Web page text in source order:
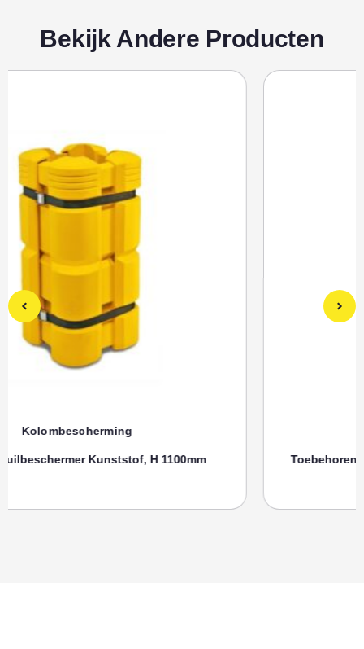
Bekijk Andere Producten
Kolombescherming
Toebehoren, SPANRIEM MORION Zuilenbeschermer